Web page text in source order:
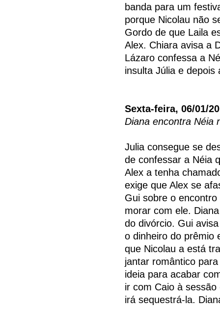
banda para um
porque Nicolau não
Gordo de que Laila
Alex. Chiara avisa a
Lázaro confessa a
insulta Júlia e
Sexta-feira, 06/01/
Diana encontra Néia
Julia consegue se
de confessar a Néia
Alex a tenha
exige que Alex se
Gui sobre o
morar com ele.
do divórcio. Gui
o dinheiro do prêmio
que Nicolau a está
jantar romântico
ideia para acabar
ir com Caio à
irá sequestrá-la.